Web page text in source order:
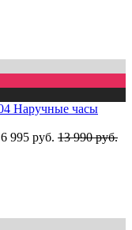
6 995 руб. 13 990 руб.